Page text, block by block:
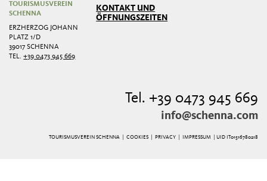
TOURISMUSVEREIN
SCHENNA
ERZHERZOG JOHANN
PLATZ 1/D
39017 SCHENNA
TEL.+39 0473 945 669
KONTAKT UND
ÖFFNUNGSZEITEN
Tel. +39 0473 945 669
info@schenna.com
TOURISMUSVEREIN SCHENNA | COOKIES| PRIVACY| IMPRESSUM | UID IT01516780218